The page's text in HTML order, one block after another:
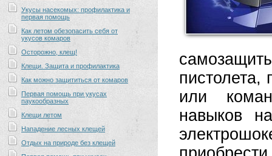
Укусы насекомых: профилактика и
первая помощь
Как летом обезопасить себя от
укусов комаров
Осторожно, клещ!
Клещи. Защита и профилактика
Как можно защититься от комаров
Первая помощь при укусах
паукообразных
Клещи летом
Нападение лесных клещей
Отдых на природе без клещей
пистолета,
или
навыков